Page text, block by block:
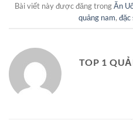
Bài viết này được đăng trongĂn
quảng nam, đặc
TOP 1